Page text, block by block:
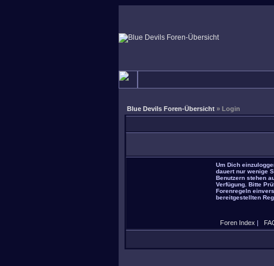
Blue Devils Foren-Übersicht » Login
Um Dich
dauert nur wenige
Benutzern stehen
Verfügung. Bitte
Forenregeln
bereitgestellten
Foren Index |